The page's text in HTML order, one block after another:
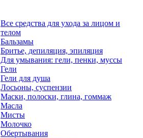
Все средства для ухода за лицом и
телом
Бальзамы
Бритье, депиляция, эпиляция
Для умывания: гели, пенки, муссы
Гели
Гели для душа
Лосьоны, суспензии
Маски, полоски, глина, гоммаж
Масла
Мисты
Молочко
Обертывания